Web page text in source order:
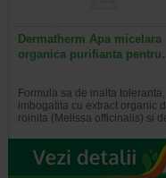
Dermatherm Apa micelara
organica purifianta
Formula sa de inalta toleranta,
imbogatita cu extract organic
roinita (Melissa officinalis) si